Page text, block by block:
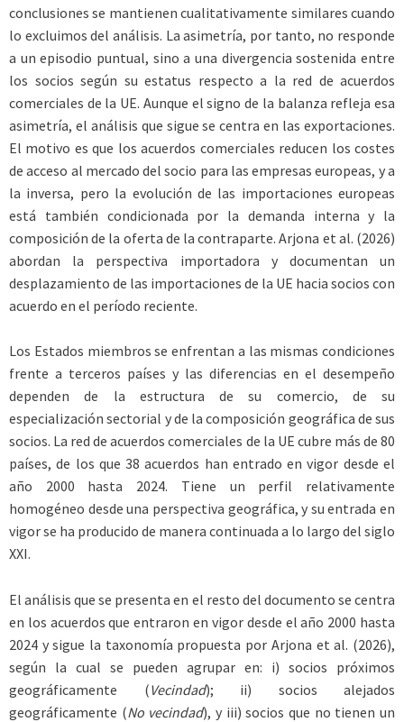
conclusiones se mantienen cualitativamente similares cuando
lo excluimos del análisis. La asimetría, por tanto, no responde
a un episodio puntual, sino a una divergencia sostenida entre
los socios según su estatus respecto a la red de acuerdos
comerciales de la UE. Aunque el signo de la balanza refleja esa
asimetría, el análisis que sigue se centra en las exportaciones.
El motivo es que los acuerdos comerciales reducen los costes
de acceso al mercado del socio para las empresas europeas, y a
la inversa, pero la evolución de las importaciones europeas
está también condicionada por la demanda interna y la
composición de la oferta de la contraparte. Arjona et al. (2026)
abordan la perspectiva importadora y documentan un
desplazamiento de las importaciones de la UE hacia socios con
acuerdo en el período reciente.
Los Estados miembros se enfrentan a las mismas condiciones
frente a terceros países y las diferencias en el desempeño
dependen de la estructura de su comercio, de su
especialización sectorial y de la composición geográfica de sus
socios. La red de acuerdos comerciales de la UE cubre más de 80
países, de los que 38 acuerdos han entrado en vigor desde el
año 2000 hasta 2024. Tiene un perfil relativamente
homogéneo desde una perspectiva geográfica, y su entrada en
vigor se ha producido de manera continuada a lo largo del siglo
XXI.
El análisis que se presenta en el resto del documento se centra
en los acuerdos que entraron en vigor desde el año 2000 hasta
2024 y sigue la taxonomía propuesta por Arjona et al. (2026),
según la cual se pueden agrupar en: i) socios próximos
geográficamente (Vecindad); ii) socios alejados
geográficamente (No vecindad), y iii) socios que no tienen un